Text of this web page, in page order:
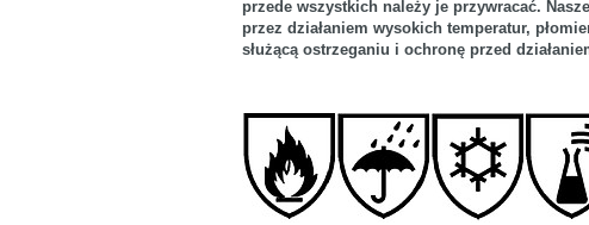
główna
przede wszystkich należy je przywracać.
przez działaniem wysokich temperatur,
służącą ostrzeganiu i ochronę przed